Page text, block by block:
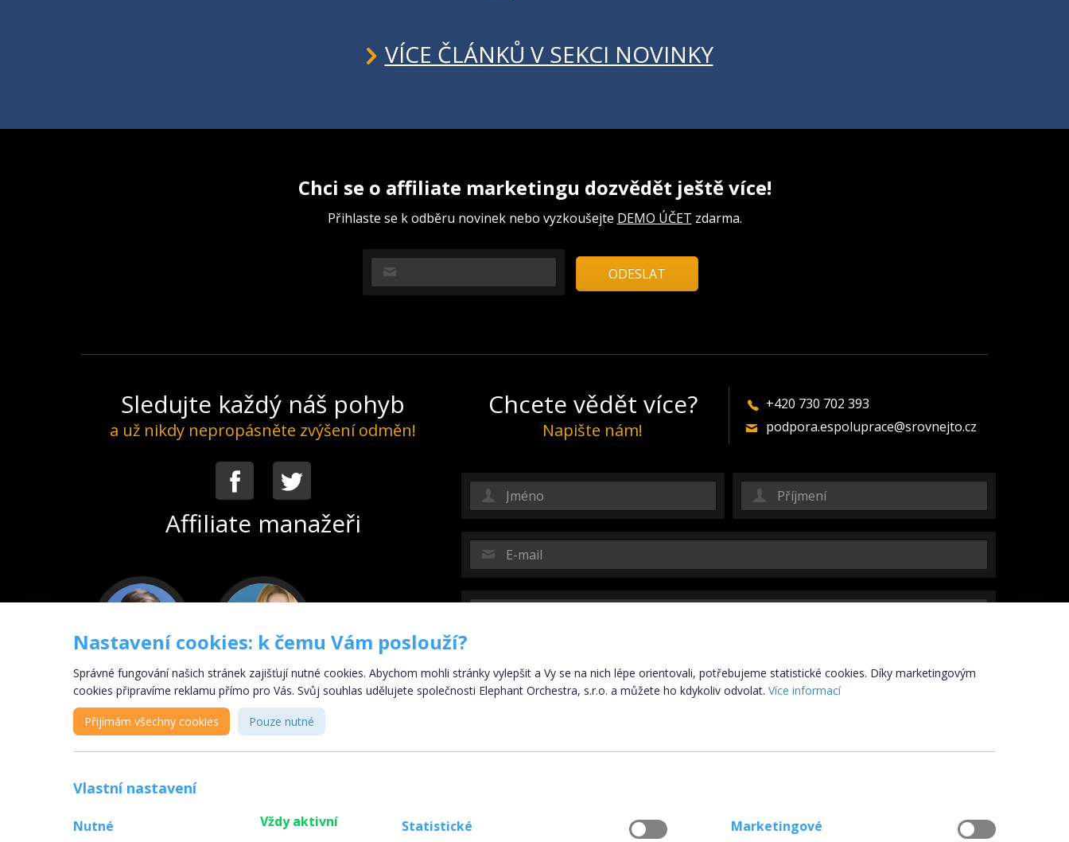
VÍCE ČLÁNKŮ V SEKCI NOVINKY
Chci se o affiliate marketingu dozvědět ještě více!
Přihlaste se k odběru novinek nebo vyzkoušejte DEMO ÚČET zdarma.
Sledujte každý náš pohyb
a už nikdy nepropásněte zvýšení odměn!
Facebook
Affiliate manažeři
Nazar
Hul
Julia
Ňachaj
Chcete vědět více?
Napište nám!
+420 730 702 393
podpora.espoluprace@srovnejto.cz
Poskytnuté osobní údaje nebudou ve smyslu nařízení Evropského parlamentu a Rady (EU) č. 2016/679 ze dne 27. dubna
2016, obecného nařízení o ochraně osobních údajů (GDPR) uchovávány, ani zpracovávány. Po zodpovězení dotazu dojde
Nastavení cookies: k čemu Vám poslouží?
Správné fungování našich stránek zajišťují nutné cookies. Abychom mohli stránky vylepšit a Vy se na nich lépe orientovali, potřebujeme statistické cookies. Díky marketingovým
cookies připravíme reklamu přímo pro Vás. Svůj souhlas udělujete společnosti Elephant Orchestra, s.r.o. a můžete ho kdykoliv odvolat. Více informací
Přijímám všechny cookies Pouze nutné
Vlastní nastavení
Nutné Vždy aktivní Statistické Marketingové